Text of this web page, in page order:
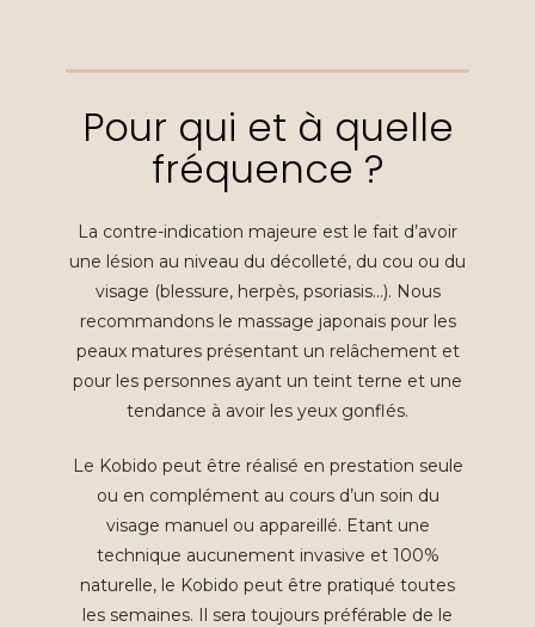
Pour qui et à quelle
fréquence ?
La contre-indication majeure est le fait d’avoir
une lésion au niveau du décolleté, du cou ou du
visage (blessure, herpès, psoriasis…). Nous
recommandons le massage japonais pour les
peaux matures présentant un relâchement et
pour les personnes ayant un teint terne et une
tendance à avoir les yeux gonflés.
Le Kobido peut être réalisé en prestation seule
ou en complément au cours d’un soin du
visage manuel ou appareillé. Etant une
technique aucunement invasive et 100%
naturelle, le Kobido peut être pratiqué toutes
les semaines. Il sera toujours préférable de le